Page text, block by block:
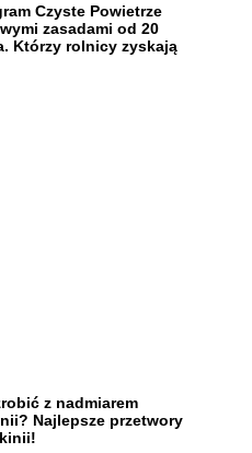
Czyste Powietrze
zasadami od 20
Którzy rolnicy zyskają
z nadmiarem
Najlepsze przetwory